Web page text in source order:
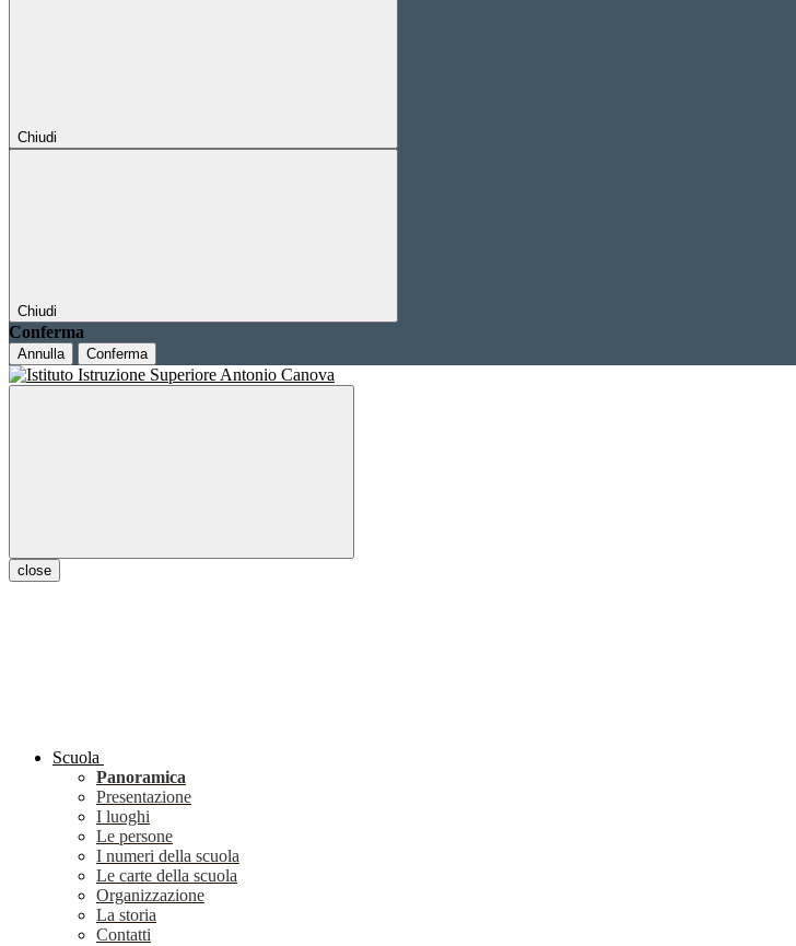
Chiudi
Chiudi
Conferma
Annulla Conferma
close
Scuola
Panoramica
Presentazione
I luoghi
Le persone
I numeri della scuola
Le carte della scuola
Organizzazione
La storia
Contatti